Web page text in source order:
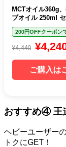
MCTオイル360g
ブオイル 250ml
200円OFFクーポン
¥4,440
ご購入は
おすすめ④ 王
ヘビーユーザー
トクにGET！